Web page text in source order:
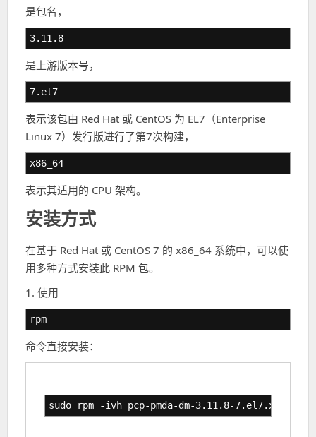
是包名，
3.11.8
是上游版本号，
7.el7
表示该包由 Red Hat 或 CentOS 为 EL7（Enterprise
Linux 7）发行版进行了第7次构建，
x86_64
表示其适用的 CPU 架构。
安装方式
在基于 Red Hat 或 CentOS 7 的 x86_64 系统中，可以使
用多种方式安装此 RPM 包。
1. 使用
rpm
命令直接安装：
sudo rpm -ivh pcp-pmda-dm-3.11.8-